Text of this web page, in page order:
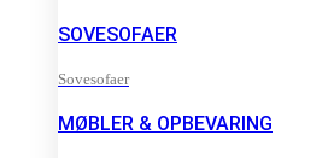
SOVESOFAER
Sovesofaer
MØBLER & OPBEVARING